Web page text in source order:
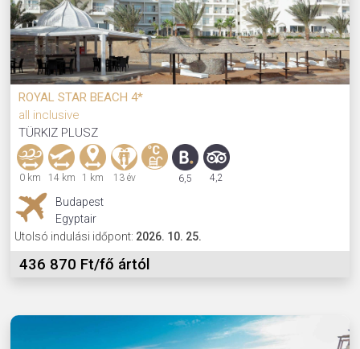
ROYAL STAR BEACH 4*
all inclusive
TÜRKIZ PLUSZ
0 km 14 km 1 km 13 év 6,5 4,2
Budapest
Egyptair
Utolsó indulási időpont: 2026. 10. 25.
436 870 Ft/fő ártól